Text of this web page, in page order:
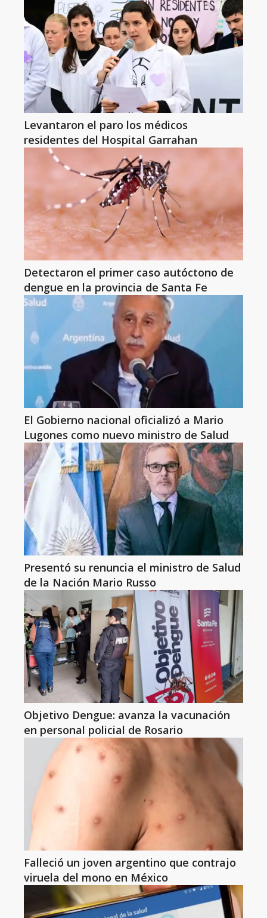
Levantaron el paro los médicos
residentes del Hospital Garrahan
Detectaron el primer caso autóctono de
dengue en la provincia de Santa Fe
El Gobierno nacional oficializó a Mario
Lugones como nuevo ministro de Salud
Presentó su renuncia el ministro de Salud
de la Nación Mario Russo
Objetivo Dengue: avanza la vacunación
en personal policial de Rosario
Falleció un joven argentino que contrajo
viruela del mono en México